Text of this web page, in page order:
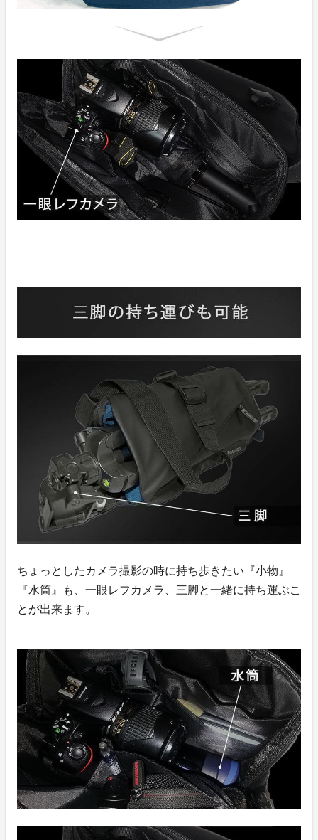
ちょっとしたカメラ撮影の時に持ち歩きたい『小物』
『水筒』も、一眼レフカメラ、三脚と一緒に持ち運ぶこ
とが出来ます。